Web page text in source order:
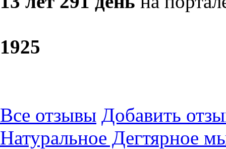
1925
Все отзывы Добавить
Натуральное Дегтярное